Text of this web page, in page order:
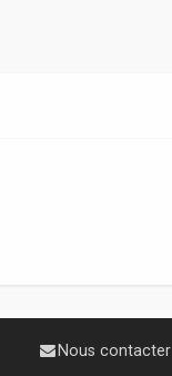
Nous contacter